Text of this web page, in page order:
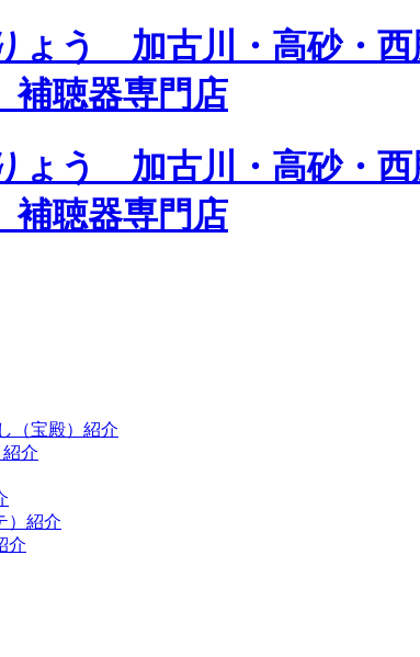
ょう 加古川・高砂・西
補聴器専門店
ょう 加古川・高砂・西
補聴器専門店
（宝殿）紹介
介
）紹介
介